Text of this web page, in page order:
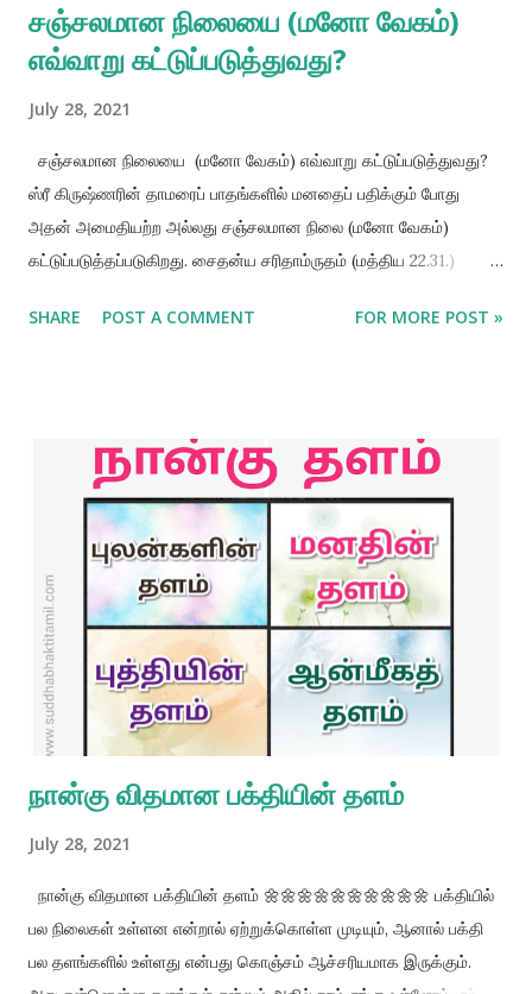
சஞ்சலமான நிலையை (மனோ வேகம்)
எவ்வாறு கட்டுப்படுத்துவது?
July 28, 2021
சஞ்சலமான நிலையை (மனோ வேகம்) எவ்வாறு கட்டுப்படுத்துவது?
ஸ்ரீ கிருஷ்ணரின் தாமரைப் பாதங்களில் மனதைப் பதிக்கும் போது
அதன் அமைதியற்ற அல்லது சஞ்சலமான நிலை (மனோ வேகம்)
கட்டுப்படுத்தப்படுகிறது. சைதன்ய சரிதாம்ருதம் (மத்திய 22.31.)
அந்தகார யாஹான் கிருஷ்ண, தாஹான் நாஹி மாயார அதிகார
வசீகரத்தால் மனம் குழப்பமடைவதற்குச் சாத்தியமில்லை. எல்லா ஜடச்
சிந்தனைகளையும் இல்லாமல் செய்துவிடும் யோக முறையானது உதவி
செய்யாது. மனதை சூன்யமாக ஆக்கிக் கொள்ள முயல்வது
செயற்கையானதாகும். சூன்யம் நிலைத்திருக்காது. ஆனால்
கிருஷ்ணருக்கு எப்படி சிறந்த முறையில் தொண்டு செய்வது என்று
எப்போழுதும் கிருஷ்ண உணர்விலேயே ஒருவர் ஈடுபட்டு இருப்பாராயின்,
இயற்கையாகவே ஒருவரது மனது கட்டுப்படுத்தப்படுகின்றது. -
(உபதேசாமிருதம்) 🔆🔆🔆🔆🔆🔆🔆🔆🔆🔆🔆🔆🔆🔆🔆🔆🔆🔆🔆🔆🔆
ஹரே கிருஷ்ண ஹரே கிருஷ்ண கிருஷ்ண கிருஷ்ண ஹரே ஹரே ஹ...
SHARE POST A COMMENT FOR MORE POST »
நான்கு விதமான பக்தியின் தளம்
July 28, 2021
நான்கு விதமான பக்தியின் தளம் 🌼🌼🌼🌼🌼🌼🌼🌼🌼🌼 பக்தியில்
பல நிலைகள் உள்ளன என்றால் ஏற்றுக்கொள்ள முடியும், ஆனால் பக்தி
பல தளங்களில் உள்ளது என்பது கொஞ்சம் ஆச்சரியமாக இருக்கும்.